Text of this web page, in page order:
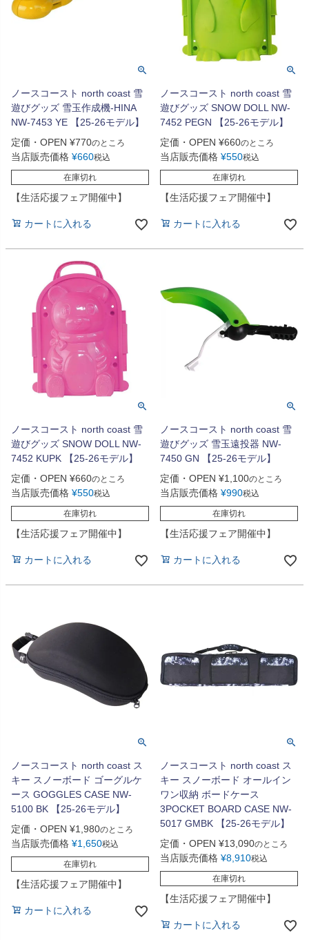
ノースコースト north coast 雪
遊びグッズ 雪玉作成機-HINA
NW-7453 YE 【25-26モデル】
定価・OPEN ¥770のところ
当店販売価格 ¥660税込
在庫切れ
【生活応援フェア開催中】
カートに入れる
ノースコースト north coast 雪
遊びグッズ SNOW DOLL NW-
7452 PEGN 【25-26モデル】
定価・OPEN ¥660のところ
当店販売価格 ¥550税込
在庫切れ
【生活応援フェア開催中】
カートに入れる
ノースコースト north coast 雪
遊びグッズ SNOW DOLL NW-
7452 KUPK 【25-26モデル】
定価・OPEN ¥660のところ
当店販売価格 ¥550税込
在庫切れ
【生活応援フェア開催中】
カートに入れる
ノースコースト north coast 雪
遊びグッズ 雪玉遠投器 NW-
7450 GN 【25-26モデル】
定価・OPEN ¥1,100のところ
当店販売価格 ¥990税込
在庫切れ
【生活応援フェア開催中】
カートに入れる
ノースコースト north coast ス
キー スノーボード ゴーグルケ
ース GOGGLES CASE NW-
5100 BK 【25-26モデル】
定価・OPEN ¥1,980のところ
当店販売価格 ¥1,650税込
在庫切れ
【生活応援フェア開催中】
カートに入れる
ノースコースト north coast ス
キー スノーボード オールイン
ワン収納 ボードケース
3POCKET BOARD CASE NW-
5017 GMBK 【25-26モデル】
定価・OPEN ¥13,090のところ
当店販売価格 ¥8,910税込
在庫切れ
【生活応援フェア開催中】
カートに入れる